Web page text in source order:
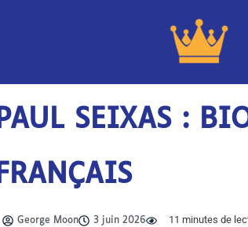
PAUL SEIXAS :
FRANÇAIS
George Moon 3 juin 2026 11 minutes de